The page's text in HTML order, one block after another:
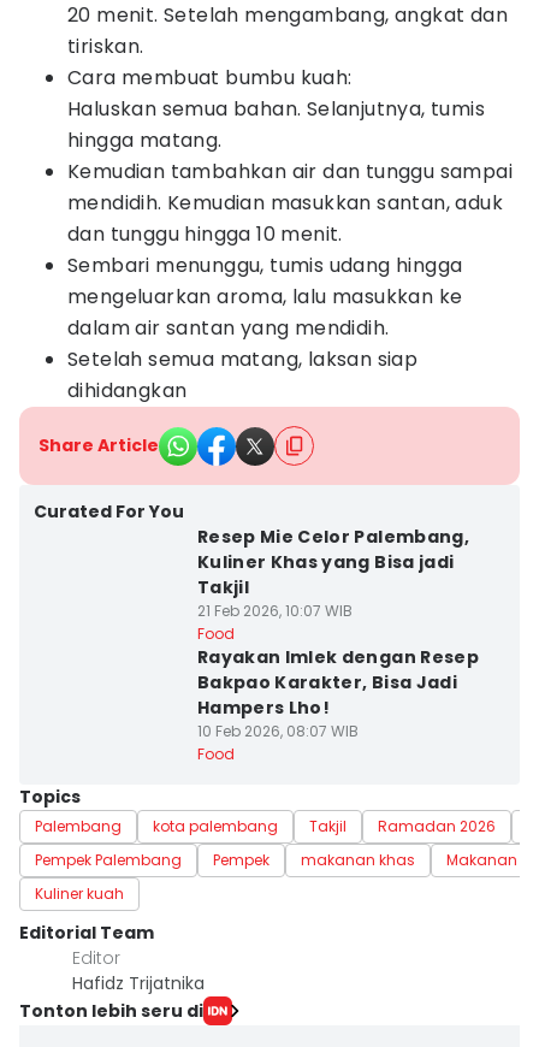
20 menit. Setelah mengambang, angkat dan
tiriskan.
Cara membuat bumbu kuah:
Haluskan semua bahan. Selanjutnya, tumis
hingga matang.
Kemudian tambahkan air dan tunggu sampai
mendidih. Kemudian masukkan santan, aduk
dan tunggu hingga 10 menit.
Sembari menunggu, tumis udang hingga
mengeluarkan aroma, lalu masukkan ke
dalam air santan yang mendidih.
Setelah semua matang, laksan siap
dihidangkan
Share Article
Curated For You
Resep Mie Celor Palembang,
Kuliner Khas yang Bisa jadi
Takjil
21 Feb 2026, 10:07 WIB
Food
Rayakan Imlek dengan Resep
Bakpao Karakter, Bisa Jadi
Hampers Lho!
10 Feb 2026, 08:07 WIB
Food
Topics
Palembang kota palembang Takjil Ramadan 2026
Pempek Palembang
Pempek makanan khas
Makanan
Kuliner kuah
Editorial Team
Editor
Hafidz Trijatnika
Tonton lebih seru di